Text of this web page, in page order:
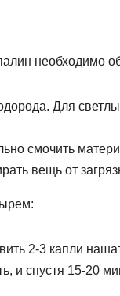
необходимо
Для
смочить
вещь от
2-3 капли
и спустя 15-20